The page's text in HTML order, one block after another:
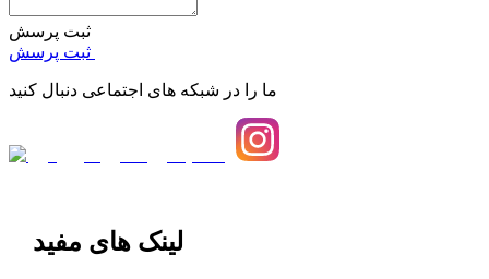
ثبت پرسش
ما را در شبکه های اجتماعی دنبال کنید
لینک های مفید